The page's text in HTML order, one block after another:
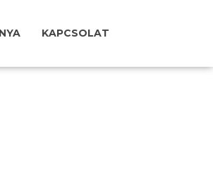
KAPCSOLAT